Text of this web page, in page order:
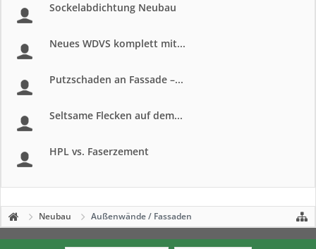
Sockelabdichtung Neubau
Neues WDVS komplett mit...
Putzschaden an Fassade –...
Seltsame Flecken auf dem...
HPL vs. Faserzement
Neubau Außenwände / Fassaden